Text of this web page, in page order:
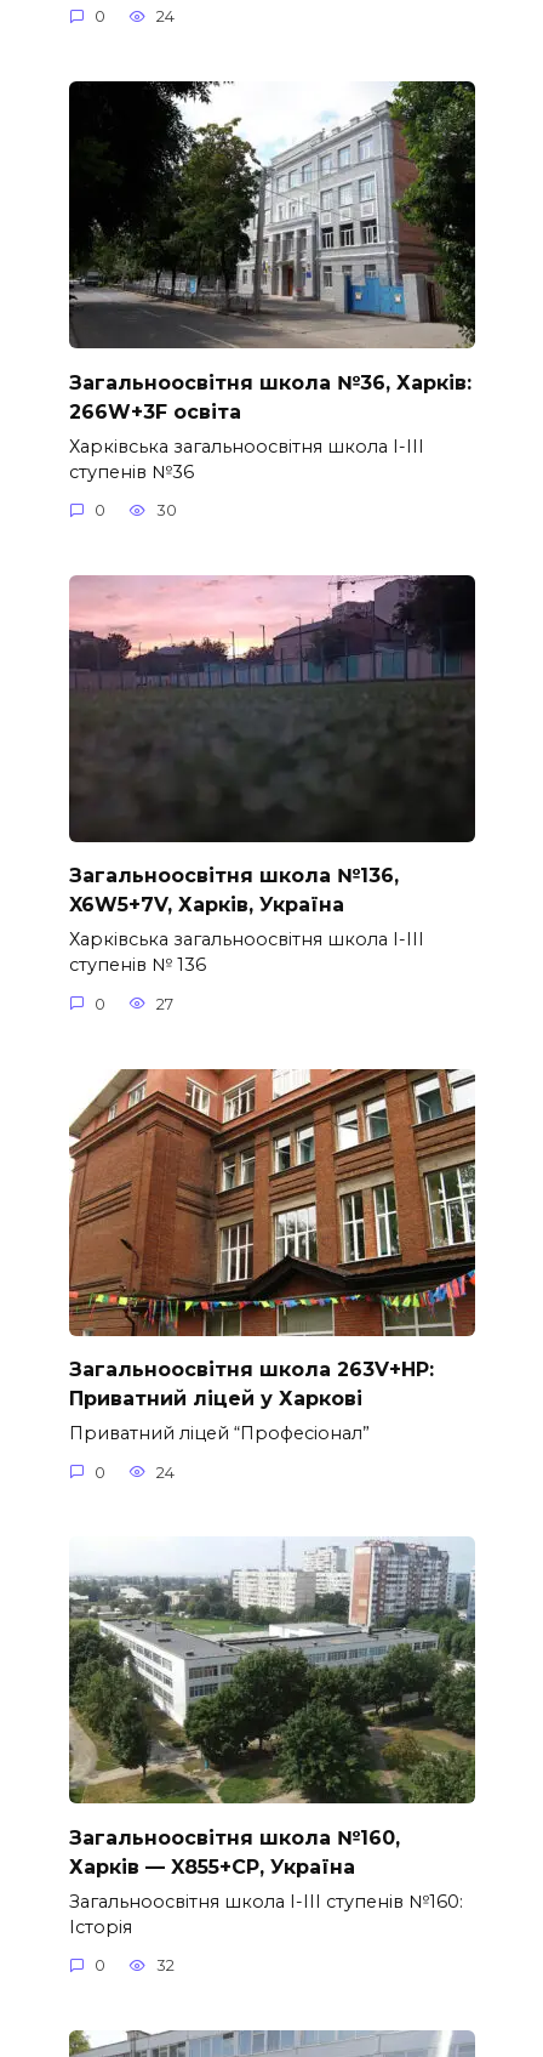
0 24
Загальноосвітня школа №36, Харків:
266W+3F освіта
Харківська загальноосвітня школа I-III
ступенів №36
0 30
Загальноосвітня школа №136,
X6W5+7V, Харків, Україна
Харківська загальноосвітня школа I-III
ступенів № 136
0 27
Загальноосвітня школа 263V+HP:
Приватний ліцей у Харкові
Приватний ліцей “Професіонал”
0 24
Загальноосвітня школа №160,
Харків — X855+CP, Україна
Загальноосвітня школа I-III ступенів №160:
Історія
0 32